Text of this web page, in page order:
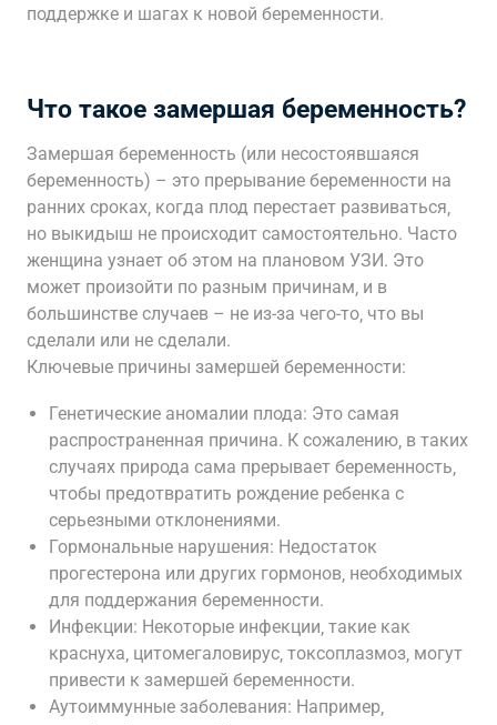
поддержке и шагах к новой беременности.
Что такое замершая беременность?
Замершая беременность (или несостоявшаяся
беременность) – это прерывание беременности на
ранних сроках‚ когда плод перестает развиваться‚
но выкидыш не происходит самостоятельно. Часто
женщина узнает об этом на плановом УЗИ. Это
может произойти по разным причинам‚ и в
большинстве случаев – не из-за чего-то‚ что вы
сделали или не сделали.
Ключевые причины замершей беременности:
Генетические аномалии плода: Это самая
распространенная причина. К сожалению‚ в таких
случаях природа сама прерывает беременность‚
чтобы предотвратить рождение ребенка с
серьезными отклонениями.
Гормональные нарушения: Недостаток
прогестерона или других гормонов‚ необходимых
для поддержания беременности.
Инфекции: Некоторые инфекции‚ такие как
краснуха‚ цитомегаловирус‚ токсоплазмоз‚ могут
привести к замершей беременности.
Аутоиммунные заболевания: Например‚